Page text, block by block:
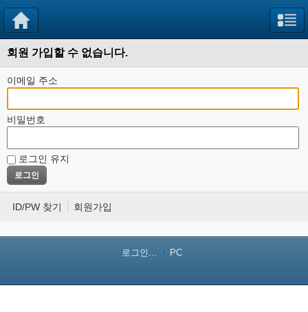
회원 가입할 수 없습니다.
이메일 주소
비밀번호
로그인 유지
ID/PW 찾기 회원가입
로그인... PC